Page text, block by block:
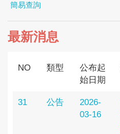
簡易查詢
最新消息
NO 類型
公布起
始日期
31 公告
2026-
03-16